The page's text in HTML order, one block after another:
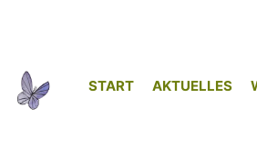
START AKTUELLES